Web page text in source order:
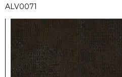
ALV0071